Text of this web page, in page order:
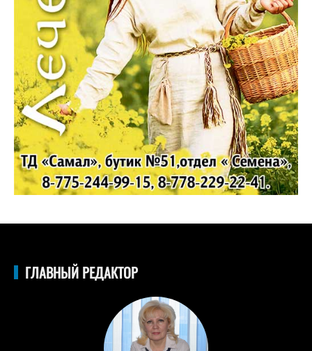
ГЛАВНЫЙ РЕДАКТОР